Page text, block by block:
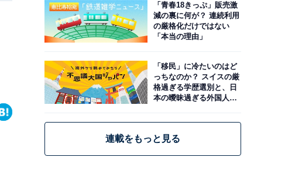
「青春18きっぷ」販売激
減の裏に何が？ 連続利用
の厳格化だけではない
「本当の理由」
「移民」に冷たいのはど
っちなのか？ スイスの厳
格過ぎる学歴選別と、日
本の曖昧過ぎる外国人政
連載をもっと見る